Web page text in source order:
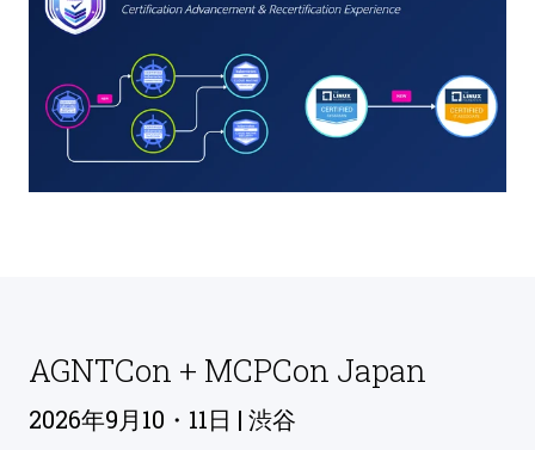
AGNTCon + MCPCon Japan
2026年9月10・11日 | 渋谷